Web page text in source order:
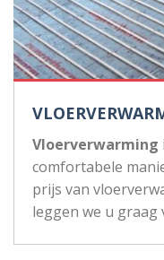
Vloerverwarming
comfortabele
prijs van
leggen we u graag